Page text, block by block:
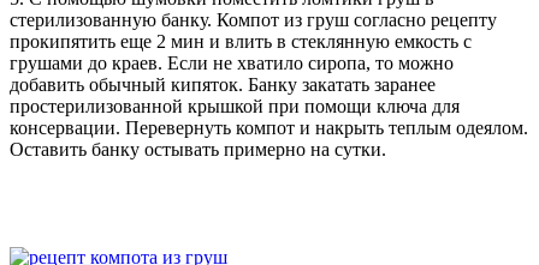
стерилизованную банку. Компот из груш согласно рецепту
прокипятить еще 2 мин и влить в стеклянную емкость с
грушами до краев. Если не хватило сиропа, то можно
добавить обычный кипяток. Банку закатать заранее
простерилизованной крышкой при помощи ключа для
консервации. Перевернуть компот и накрыть теплым одеялом.
Оставить банку остывать примерно на сутки.